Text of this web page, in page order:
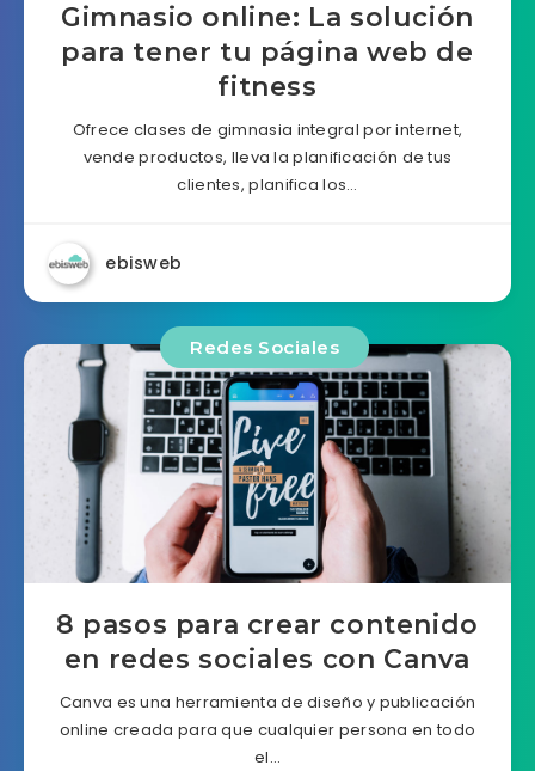
Gimnasio online: La solución
para tener tu página web de
fitness
Ofrece clases de gimnasia integral por internet,
vende productos, lleva la planificación de tus
clientes, planifica los…
ebisweb
Redes Sociales
8 pasos para crear contenido
en redes sociales con Canva
Canva es una herramienta de diseño y publicación
online creada para que cualquier persona en todo
el…